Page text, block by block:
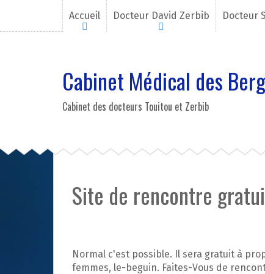
l
e
Accueil Docteur David Zerbib Docteur
Cabinet Médical des
Cabinet des docteurs Touitou et Zerbib
Site de rencontre
Normal c'est possible. Il sera gratuit à
femmes, le-beguin. Faites-Vous de